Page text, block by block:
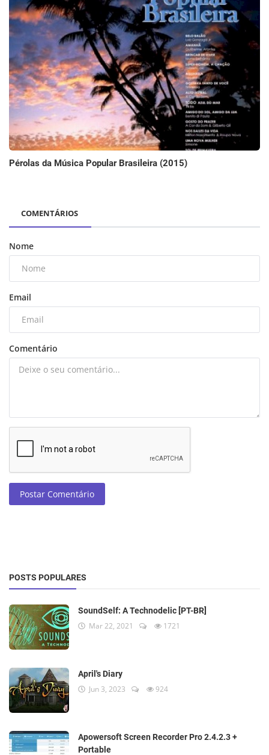
Pérolas da Música Popular Brasileira (2015)
COMENTÁRIOS
Nome
Email
Comentário
Postar Comentário
POSTS POPULARES
SoundSelf: A Technodelic [PT-BR]
Mar 22, 2021 1721
April's Diary
Jun 3, 2023 924
Apowersoft Screen Recorder Pro 2.4.2.3 +
Portable